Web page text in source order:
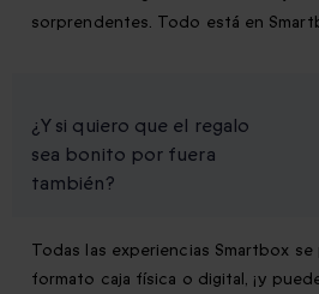
sorprendentes. Todo está en
¿Y si quiero que el regalo
sea bonito por fuera
también?
Todas las experiencias Smartbox
formato caja física o digital, ¡y